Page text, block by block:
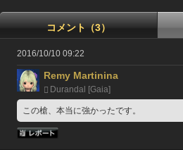
コメント（3）
2016/10/10 09:22
Remy Martinina
Durandal [Gaia]
この槍、本当に強かったです。